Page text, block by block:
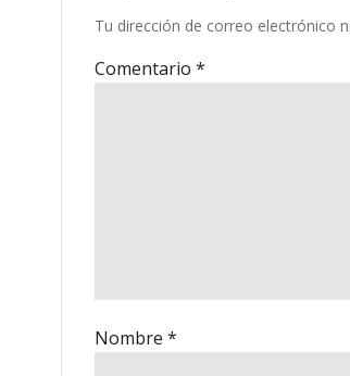
Tu dirección de correo electrónico
Comentario *
Nombre *